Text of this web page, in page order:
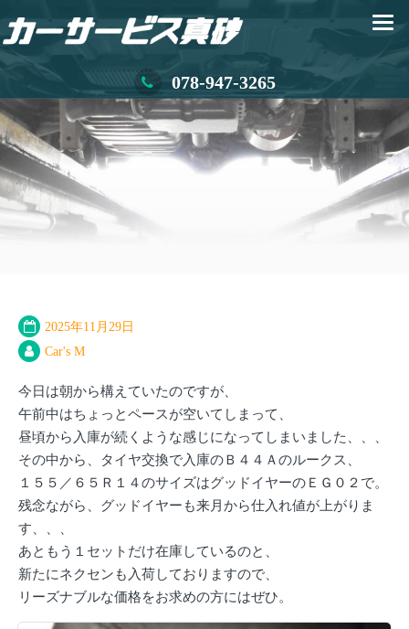
078-947-3265
2025年11月29日
Car's M
今日は朝から構えていたのですが、
午前中はちょっとペースが空いてしまって、
昼頃から入庫が続くような感じになってしまいました、、、
その中から、タイヤ交換で入庫のＢ４４Ａのルークス、
１５５／６５Ｒ１４のサイズはグッドイヤーのＥＧ０２で。
残念ながら、グッドイヤーも来月から仕入れ値が上がりま
す、、、
あともう１セットだけ在庫しているのと、
新たにネクセンも入荷しておりますので、
リーズナブルな価格をお求めの方にはぜひ。